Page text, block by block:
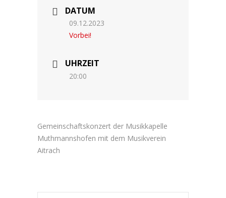
DATUM
09.12.2023
Vorbei!
UHRZEIT
20:00
Gemeinschaftskonzert der Musikkapelle
Muthmannshofen mit dem Musikverein
Aitrach